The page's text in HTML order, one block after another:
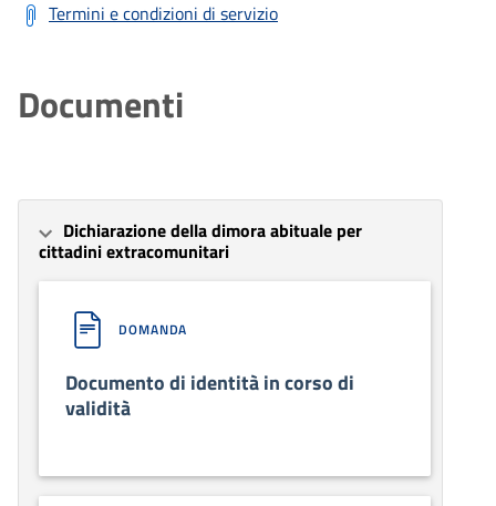
Termini e condizioni di servizio
Documenti
Dichiarazione della dimora abituale per
cittadini extracomunitari
DOMANDA
Documento di identità in corso di
validità